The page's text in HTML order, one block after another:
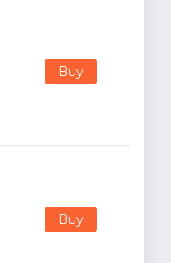
Buy
Buy